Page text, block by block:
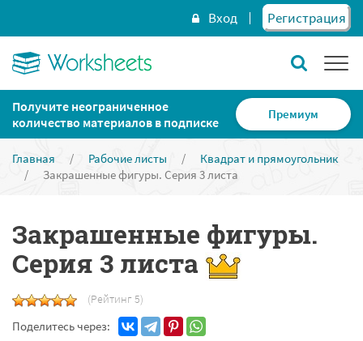
Вход Регистрация
Получите неограниченное
количество материалов в подписке
Премиум
Главная / Рабочие листы /
Квадрат и прямоугольник
/
Закрашенные фигуры. Серия 3 листа
Закрашенные фигуры.
Серия 3 листа
(Рейтинг 5)
Поделитесь через: